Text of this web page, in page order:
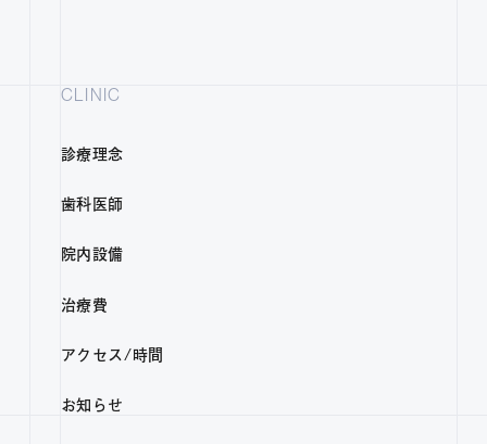
CLINIC
診療理念
歯科医師
院内設備
治療費
アクセス/時間
お知らせ